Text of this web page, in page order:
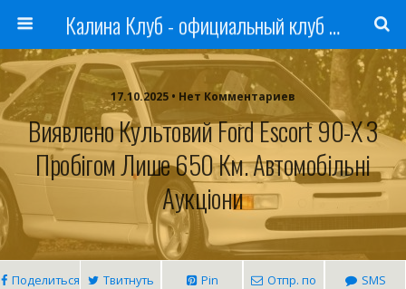
Калина Клуб - официальный клуб ЛАДА
17.10.2025 • Нет Комментариев
Виявлено Культовий Ford Escort 90-Х З
Пробігом Лише 650 Км. Автомобільні
Аукціони
Поделиться Твитнуть Pin
Отпр. по
SMS